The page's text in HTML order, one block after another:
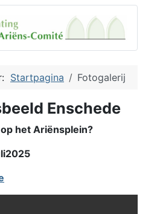
Startpagina Fotogalerij
Enschede
het Ariënsplein?